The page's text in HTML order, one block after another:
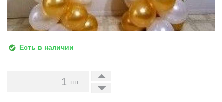
Есть в наличии
+
-
шт.